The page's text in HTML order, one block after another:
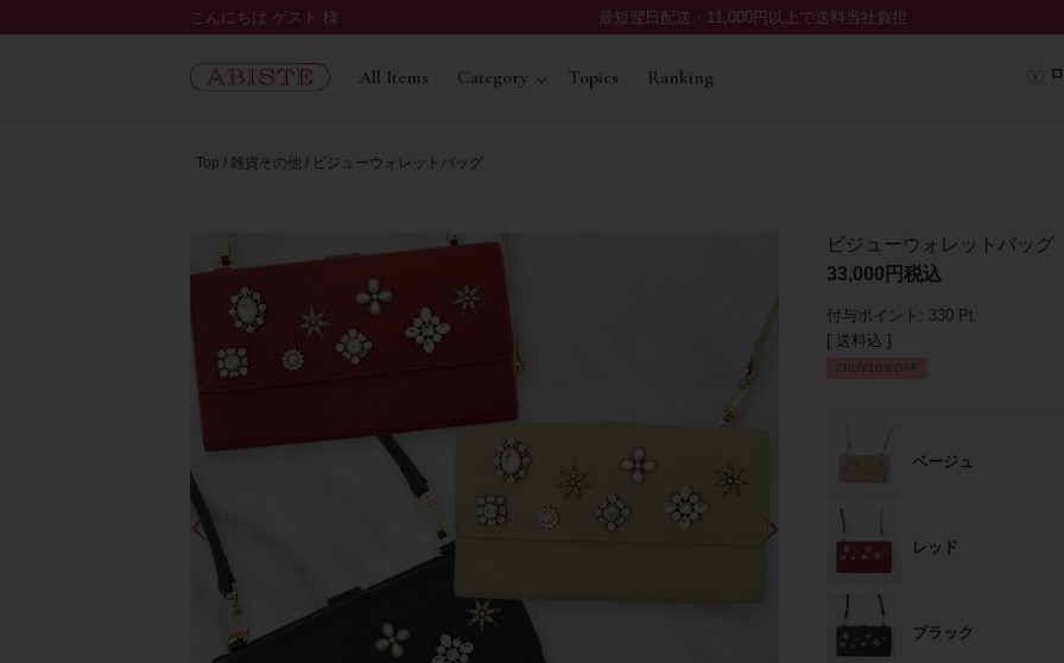
こんにちは ゲスト 様 最短翌日配送・11,000円以上で送料当社負担
All Items Category Topics Ranking
Top 雑貨その他 ビジューウォレットバッグ
ビジューウォレットバッグ
33,000
税込
付与ポイント: 330 Pt.
送料込
2BUY10％OFF
ベージュ
レッド
ブラック